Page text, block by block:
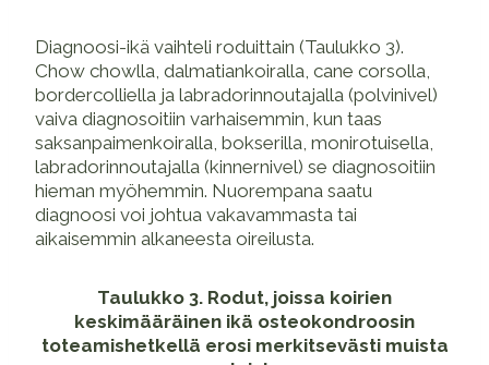
Diagnoosi-ikä vaihteli roduittain (Taulukko 3).
Chow chowlla, dalmatiankoiralla, cane corsolla,
bordercolliella ja labradorinnoutajalla (polvinivel)
vaiva diagnosoitiin varhaisemmin, kun taas
saksanpaimenkoiralla, bokserilla, monirotuisella,
labradorinnoutajalla (kinnernivel) se diagnosoitiin
hieman myöhemmin. Nuorempana saatu
diagnoosi voi johtua vakavammasta tai
aikaisemmin alkaneesta oireilusta.
Taulukko 3. Rodut, joissa koirien
keskimääräinen ikä osteokondroosin
toteamishetkellä erosi merkitsevästi muista